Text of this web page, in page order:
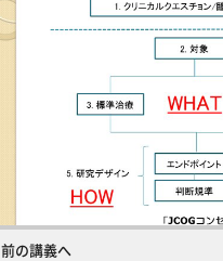
前の講義へ